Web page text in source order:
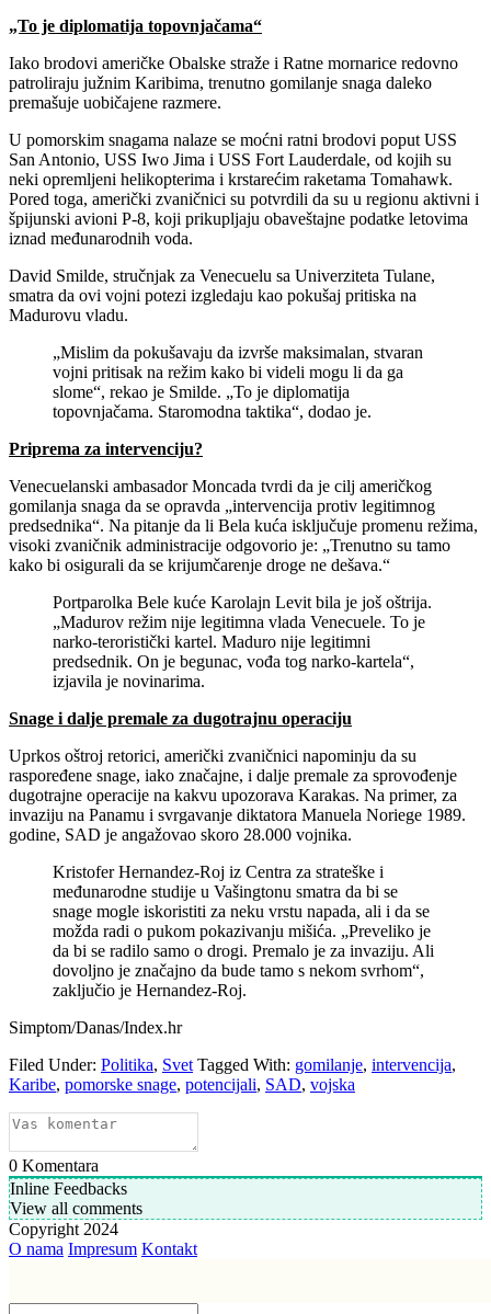
„To je diplomatija topovnjačama“
Iako brodovi američke Obalske straže i Ratne mornarice redovno
patroliraju južnim Karibima, trenutno gomilanje snaga daleko
premašuje uobičajene razmere.
U pomorskim snagama nalaze se moćni ratni brodovi poput USS
San Antonio, USS Iwo Jima i USS Fort Lauderdale, od kojih su
neki opremljeni helikopterima i krstarećim raketama Tomahawk.
Pored toga, američki zvaničnici su potvrdili da su u regionu aktivni i
špijunski avioni P-8, koji prikupljaju obaveštajne podatke letovima
iznad međunarodnih voda.
David Smilde, stručnjak za Venecuelu sa Univerziteta Tulane,
smatra da ovi vojni potezi izgledaju kao pokušaj pritiska na
Madurovu vladu.
„Mislim da pokušavaju da izvrše maksimalan, stvaran
vojni pritisak na režim kako bi videli mogu li da ga
slome“, rekao je Smilde. „To je diplomatija
topovnjačama. Staromodna taktika“, dodao je.
Priprema za intervenciju?
Venecuelanski ambasador Moncada tvrdi da je cilj američkog
gomilanja snaga da se opravda „intervencija protiv legitimnog
predsednika“. Na pitanje da li Bela kuća isključuje promenu režima,
visoki zvaničnik administracije odgovorio je: „Trenutno su tamo
kako bi osigurali da se krijumčarenje droge ne dešava.“
Portparolka Bele kuće Karolajn Levit bila je još oštrija.
„Madurov režim nije legitimna vlada Venecuele. To je
narko-teroristički kartel. Maduro nije legitimni
predsednik. On je begunac, vođa tog narko-kartela“,
izjavila je novinarima.
Snage i dalje premale za dugotrajnu operaciju
Uprkos oštroj retorici, američki zvaničnici napominju da su
raspoređene snage, iako značajne, i dalje premale za sprovođenje
dugotrajne operacije na kakvu upozorava Karakas. Na primer, za
invaziju na Panamu i svrgavanje diktatora Manuela Noriege 1989.
godine, SAD je angažovao skoro 28.000 vojnika.
Kristofer Hernandez-Roj iz Centra za strateške i
međunarodne studije u Vašingtonu smatra da bi se
snage mogle iskoristiti za neku vrstu napada, ali i da se
možda radi o pukom pokazivanju mišića. „Preveliko je
da bi se radilo samo o drogi. Premalo je za invaziju. Ali
dovoljno je značajno da bude tamo s nekom svrhom“,
zaključio je Hernandez-Roj.
Simptom/Danas/Index.hr
Filed Under: Politika, Svet Tagged With: gomilanje, intervencija,
Karibe, pomorske snage, potencijali, SAD, vojska
0 Komentara
Inline Feedbacks
View all comments
Copyright 2024
O nama Impresum Kontakt